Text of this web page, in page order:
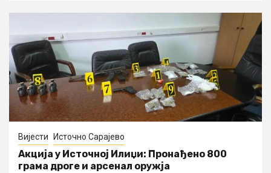
Вијести Источно Сарајево
Акција у Источној Илиџи: Пронађено 800
грама дроге и арсенал оружја